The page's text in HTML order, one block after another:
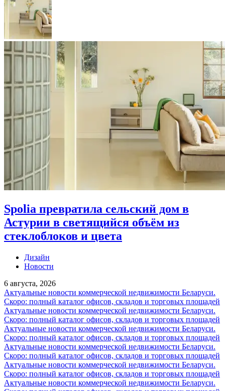
Spolia превратила сельский дом в
Астурии в светящийся объём из
стеклоблоков и цвета
Дизайн
Новости
6 августа, 2026
Актуальные новости коммерческой недвижимости Беларуси.
Скоро: полный каталог офисов, складов и торговых площадей
Актуальные новости коммерческой недвижимости Беларуси.
Скоро: полный каталог офисов, складов и торговых площадей
Актуальные новости коммерческой недвижимости Беларуси.
Скоро: полный каталог офисов, складов и торговых площадей
Актуальные новости коммерческой недвижимости Беларуси.
Скоро: полный каталог офисов, складов и торговых площадей
Актуальные новости коммерческой недвижимости Беларуси.
Скоро: полный каталог офисов, складов и торговых площадей
Актуальные новости коммерческой недвижимости Беларуси.